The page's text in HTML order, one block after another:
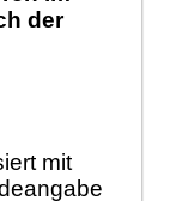
der
mit